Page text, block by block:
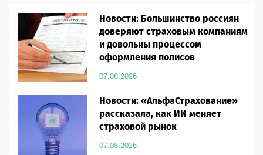
Новости: Большинство россиян
доверяют страховым компаниям
и довольны процессом
оформления полисов
07.08.2026
Новости: «АльфаСтрахование»
рассказала, как ИИ меняет
страховой рынок
07.08.2026